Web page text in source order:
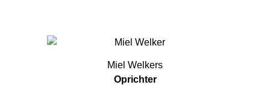
Miel Welkers
Oprichter